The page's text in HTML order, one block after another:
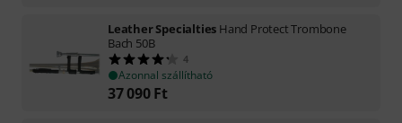
Leather Specialties Hand Protect Trombone
Bach 50B
4
Azonnal szállítható
37 090 Ft